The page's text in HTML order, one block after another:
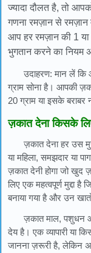
ज्यादा दौलत है, तो
गणना रमज़ान से
आप हर रमज़ान की 1
भुगतान करने का नियम
उदाहरण: मान लें
ग्राम सोना है। आपकी
20 ग्राम या इसके
ज़कात देना किसके
ज़कात देना हर उस
या महिला, समझदार या
ज़कात देनी होगा जो खुद
लिए एक महत्वपूर्ण मुद्दा
बनाया गया है और उन
ज़कात माल, पशुधन
देय है। एक व्यापारी या
जानना ज़रूरी है, लेकिन